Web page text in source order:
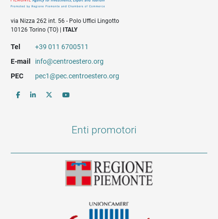
via Nizza 262 int. 56 - Polo Uffici Lingotto
10126 Torino (TO) |
ITALY
Tel
+39 011 6700511
E-mail
info@centroestero.org
PEC
pec1@pec.centroestero.org
Enti promotori